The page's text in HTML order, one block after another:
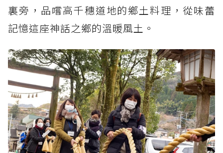
裏旁，品嚐高千穗道地的鄉土料理，從味蕾
記憶這座神話之鄉的溫暖風土。